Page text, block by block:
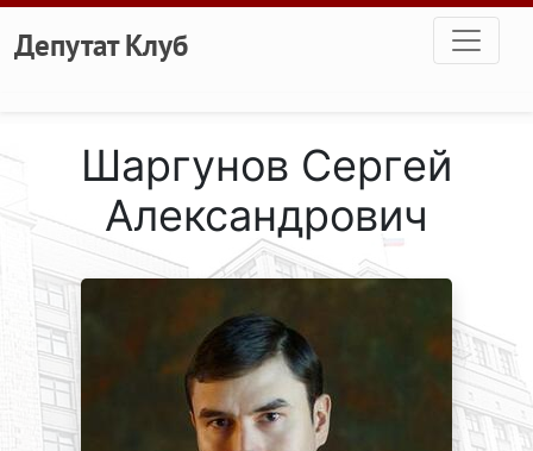
Перейти к основному содержанию
Депутат Клуб
Шаргунов Сергей
Александрович